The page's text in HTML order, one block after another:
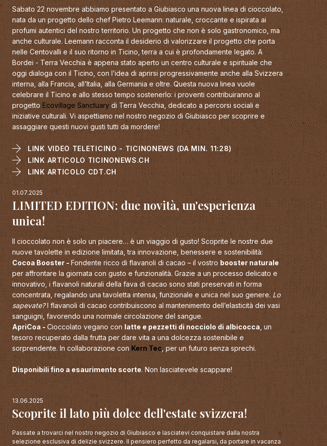
Sabato 22 novembre abbiamo presentato a Giubiasco una nuova linea di cioccolato,
nata da un progetto dello chef Pietro Leemann: naturale, croccante e ispirata ai
profumi autentici del nostro territorio. Un progetto che non è solo gastronomico, ma
anche culturale. Leemann racconta il desiderio di valorizzare il progetto che porta
nelle Centovalli e il suo ritorno in Ticino, terra a cui è profondamente legato. A
Bordei - Terra Vecchia è appena stato aperto un centro culturale e spirituale che
oggi dialoga con il Ticino, con l’idea di aprirsi progressivamente anche alla Svizzera
interna, alla Francia, all’Italia, alla Germania e oltre. Questa nuova linea vuole
celebrare il Ticino e allo stesso tempo sostenerlo: i proventi contribuiranno al
progetto Ecovillage Sanctuary di Terra Vecchia, dedicato a percorsi sociali e
iniziative culturali. Vi aspettiamo nel nostro negozio di Giubiasco per scoprire e
assaggiare questi nuovi gusti tutti da mordere!
LINK VIDEO TELETICINO - TICINONEWS (DA MIN. 11:28)
LINK ARTICOLO TICINONEWS.CH
LINK ARTICOLO CDT.CH
01.07.2025
LIMITED EDITION: due novità, un'esperienza
unica!
Il cioccolato non è solo un piacere… è un viaggio di gusto! Scoprite le nostre due
nuove tavolette in edizione limitata, tra innovazione, benessere e sostenibilità:
Cocoa Booster - Fondente ricco di flavanoli di cacao – il vostro booster naturale
per affrontare la giornata con gusto e funzionalità. Grazie a un processo delicato e
innovativo, i flavanoli naturali della fava di cacao sono stati preservati in forma
concentrata, regalando una tavoletta intensa, funzionale e unica nel suo genere. Lo
sapevate?I flavanoli di cacao contribuiscono al mantenimento dell’elasticità dei vasi
sanguigni, favorendo una normale circolazione del sangue.
ApriCoa - Cioccolato vegano conlatte e pezzetti di nocciolo di albicocca , un
tesoro recuperato dalla frutta per dare vita a una dolcezza sostenibile e
sorprendente. In collaborazione con Kern Tec, per un futuro senza sprechi.
Disponibili fino a esaurimento scorte. Non lasciatevele scappare!
13.06.2025
Scoprite il lato più dolce dell'estate svizzera!
Passate a trovarci nel nostro negozio di Giubiasco e lasciatevi conquistare dalla nostra
selezione esclusiva di delizie svizzere. Il pensiero perfetto da regalarsi, da portare in vacanza